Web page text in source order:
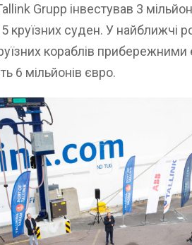
Grupp інвестував 3
круїзних суден. У найближчі
кораблів
6 мільйонів євро.